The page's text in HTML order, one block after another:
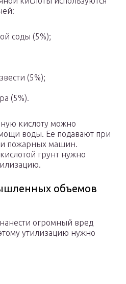
соды (5%);
(5%);
(5%).
кислоту можно
воды. Ее подавают при
пожарных машин.
грунт нужно
объемов
огромный вред
утилизацию нужно